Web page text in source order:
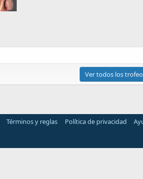
Ver todos los
Términos y reglas Política de privacidad